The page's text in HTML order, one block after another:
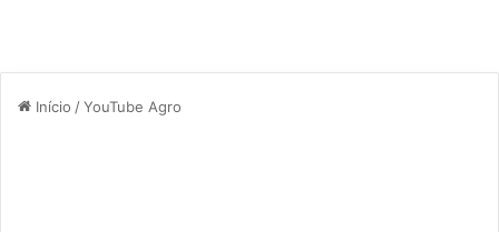
Início /YouTube Agro